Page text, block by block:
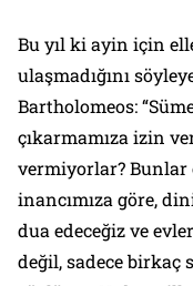
Bu yıl ki ayin için
ulaşmadığını
Bartholomeos:
çıkarmamıza izin
vermiyorlar? Bunlar
inancımıza göre,
dua edeceğiz ve
değil, sadece birkaç